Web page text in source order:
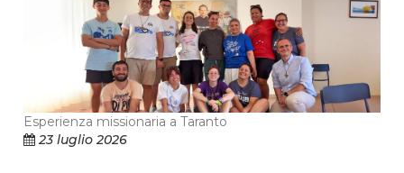
Esperienza missionaria a Taranto
23 luglio 2026